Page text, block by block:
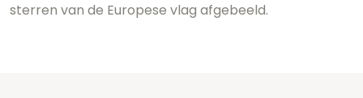
sterren van de Europese vlag afgebeeld.